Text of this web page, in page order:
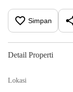
Simpan
Detail Properti
Lokasi